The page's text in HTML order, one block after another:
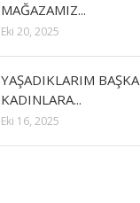
MAĞAZAMIZ...
Eki 20, 2025
YAŞADIKLARIM BAŞKA
KADINLARA...
Eki 16, 2025